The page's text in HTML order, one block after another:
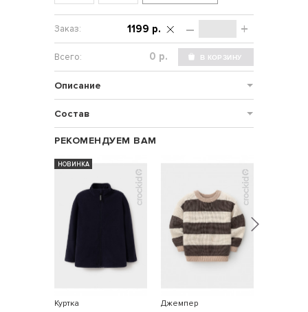
– +
1199 р.
р.
Описание
Состав
РЕКОМЕНДУЕМ ВАМ
НОВИНКА
Куртка Джемпер